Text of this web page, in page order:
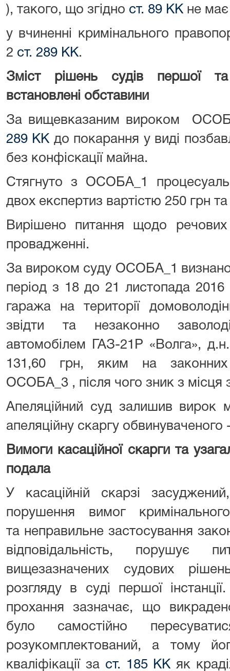
), такого, що згідно ст. 89 ККне має
у вчиненні кримінального
2 ст. 289 КК.
Зміст рішень судів першої та
встановлені обставини
За вищевказаним вироком
289 ККдо покарання у виді
без конфіскації майна.
Стягнуто з ОСОБА_1
двох експертиз вартістю 250 грн
Вирішено питання щодо
провадженні.
За вироком суду ОСОБА_1
період з 18 до 21 листопада
гаража на території
звідти та незаконно
автомобілем ГАЗ-21Р «Волга»,
131,60 грн, яким на законних
ОСОБА_3 , після чого зник з місця
Апеляційний суд залишив вирок
апеляційну скаргу
Вимоги касаційної скарги та
подала
У касаційній скарзі
порушення вимог
та неправильне застосування
відповідальність, порушує
вищезазначених судових
розгляду в суді першої
прохання зазначає, що
було самостійно
розукомплектований, а тому
кваліфікації за ст. 185 ККяк